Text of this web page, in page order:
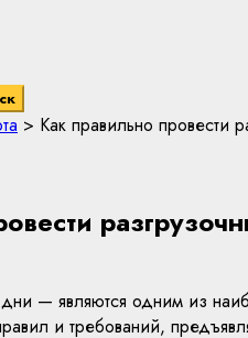
> Как правильно провести
— являются одним из
и требований,